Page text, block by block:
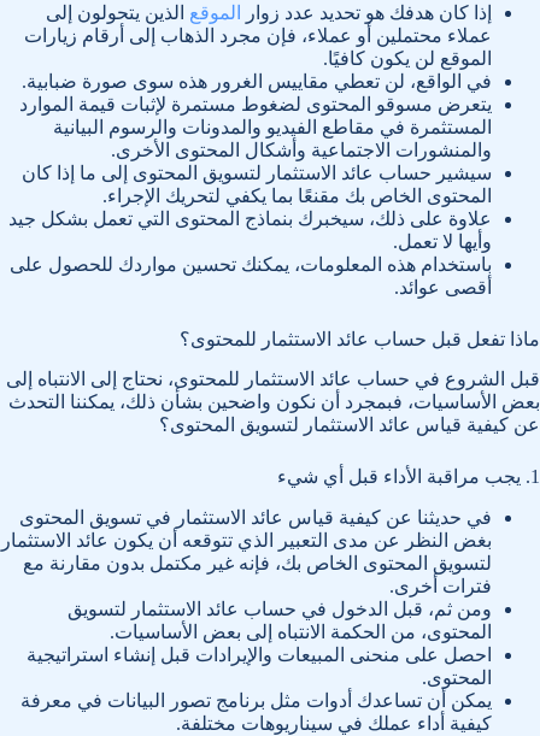
إذا كان هدفك هو تحديد عدد زوار
الموقع الذين يتحولون إلى
عملاء محتملين أو عملاء، فإن مجرد الذهاب إلى أرقام زيارات
الموقع لن يكون كافيًا.
في الواقع، لن تعطي مقاييس الغرور هذه سوى صورة ضبابية.
يتعرض مسوقو المحتوى لضغوط مستمرة لإثبات قيمة الموارد
المستثمرة في مقاطع الفيديو والمدونات والرسوم البيانية
والمنشورات الاجتماعية وأشكال المحتوى الأخرى.
سيشير حساب عائد الاستثمار لتسويق المحتوى إلى ما إذا كان
المحتوى الخاص بك مقنعًا بما يكفي لتحريك الإجراء.
علاوة على ذلك، سيخبرك بنماذج المحتوى التي تعمل بشكل جيد
وأيها لا تعمل.
باستخدام هذه المعلومات، يمكنك تحسين مواردك للحصول على
أقصى عوائد.
ماذا تفعل قبل حساب عائد الاستثمار للمحتوى؟
قبل الشروع في حساب عائد الاستثمار للمحتوى، نحتاج إلى الانتباه إلى
بعض الأساسيات، فبمجرد أن نكون واضحين بشأن ذلك، يمكننا التحدث
عن كيفية قياس عائد الاستثمار لتسويق المحتوى؟
1. يجب مراقبة الأداء قبل أي شيء
في حديثنا عن كيفية قياس عائد الاستثمار في تسويق المحتوى
بغض النظر عن مدى التعبير الذي تتوقعه أن يكون عائد الاستثمار
لتسويق المحتوى الخاص بك، فإنه غير مكتمل بدون مقارنة مع
فترات أخرى.
ومن ثم، قبل الدخول في حساب عائد الاستثمار لتسويق
المحتوى، من الحكمة الانتباه إلى بعض الأساسيات.
احصل على منحنى المبيعات والإيرادات قبل إنشاء استراتيجية
المحتوى.
يمكن أن تساعدك أدوات مثل برنامج تصور البيانات في معرفة
كيفية أداء عملك في سيناريوهات مختلفة.